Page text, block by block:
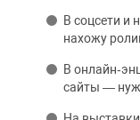
В соцсети
нахожу
В
сайты —